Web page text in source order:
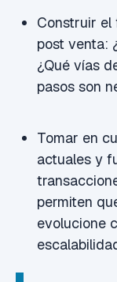
Construir el
post venta:
¿Qué vías
pasos son
Tomar en
actuales y
permiten
evolucione